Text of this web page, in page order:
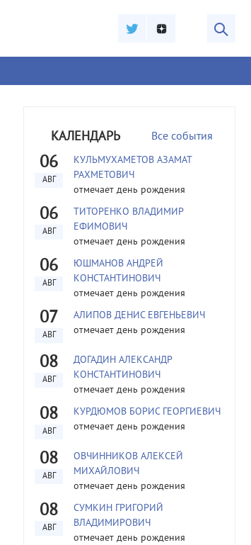
КАЛЕНДАРЬ Все события
06
АВГ
КУЛЬМУХАМЕТОВ АЗАМАТ
РАХМЕТОВИЧ
отмечает день рождения
06
АВГ
ТИТОРЕНКО ВЛАДИМИР
ЕФИМОВИЧ
отмечает день рождения
06
АВГ
ЮШМАНОВ АНДРЕЙ
КОНСТАНТИНОВИЧ
отмечает день рождения
07
АВГ
АЛИПОВ ДЕНИС ЕВГЕНЬЕВИЧ
отмечает день рождения
08
АВГ
ДОГАДИН АЛЕКСАНДР
КОНСТАНТИНОВИЧ
отмечает день рождения
08
АВГ
КУРДЮМОВ БОРИС ГЕОРГИЕВИЧ
отмечает день рождения
08
АВГ
ОВЧИННИКОВ АЛЕКСЕЙ
МИХАЙЛОВИЧ
отмечает день рождения
08
АВГ
СУМКИН ГРИГОРИЙ
ВЛАДИМИРОВИЧ
отмечает день рождения